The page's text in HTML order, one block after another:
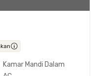
Kamar Mandi Dalam